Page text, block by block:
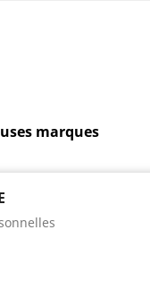
marques